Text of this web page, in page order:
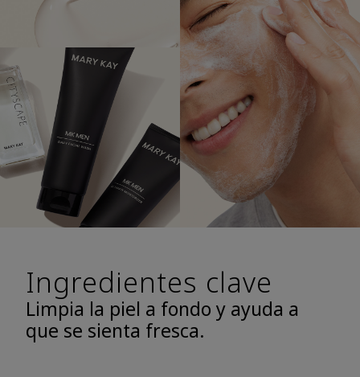
Ingredientes clave
Limpia la piel a fondo y ayuda a
que se sienta fresca.